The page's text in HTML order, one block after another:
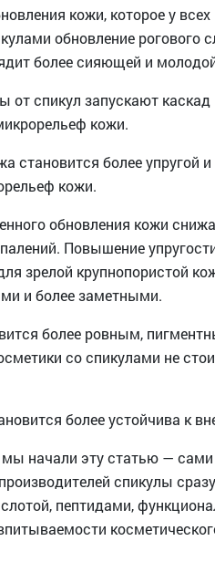
кожи, которое у
обновление рогового
более сияющей и
спикул запускают каскад
кожи.
становится более упругой
кожи.
обновления кожи
Повышение
зрелой крупнопористой
и более заметными.
более ровным,
со спикулами не
более устойчива к
мы начали эту статью —
спикулы
пептидами,